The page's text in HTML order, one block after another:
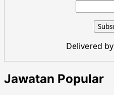
Malaysia
Januari
2016
Delivered by
Jawatan Popular